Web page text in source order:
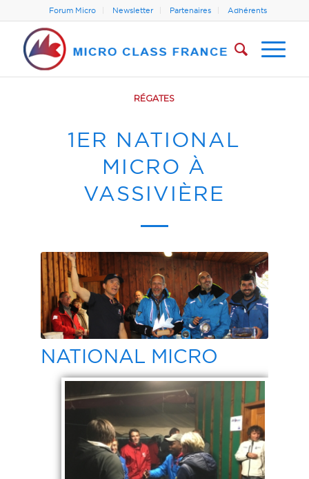
Forum Micro Newsletter Partenaires Adhérents
RÉGATES
1ER NATIONAL
MICRO À
VASSIVIÈRE
NATIONAL MICRO